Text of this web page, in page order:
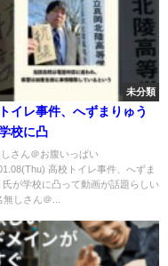
未分類
イレ事件、へずまりゅう
校に凸
さん＠お腹いっぱい
高校トイレ事件、へずま
氏が学校に凸って動画が話題らしい
無しさん＠...